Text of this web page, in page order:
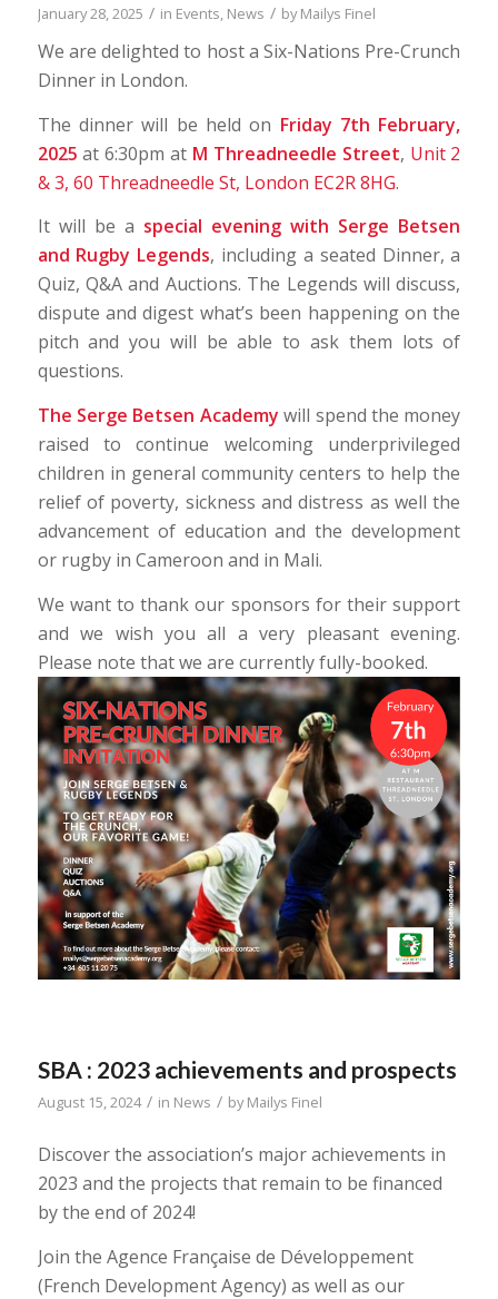
January 28, 2025 / in Events, News / byMailys Finel
We are delighted to host a Six-Nations Pre-Crunch
Dinner in London.
The dinner will be held on Friday 7th February,
2025at 6:30pm at M Threadneedle Street, Unit 2
& 3, 60 Threadneedle St, London EC2R 8HG.
It will be a special evening with Serge Betsen
and Rugby Legends, including a seated Dinner, a
Quiz, Q&A and Auctions. The Legends will discuss,
dispute and digest what’s been happening on the
pitch and you will be able to ask them lots of
questions.
The Serge Betsen Academy will spend the money
raised to continue welcoming underprivileged
children in general community centers to help the
relief of poverty, sickness and distress as well the
advancement of education and the development
or rugby in Cameroon and in Mali.
We want to thank our sponsors for their support
and we wish you all a very pleasant evening.
Please note that we are currently fully-booked.
SBA : 2023 achievements and prospects
August 15, 2024 / in News / byMailys Finel
Discover the association’s major achievements in
2023 and the projects that remain to be financed
by the end of 2024!
Join the Agence Française de Développement
(French Development Agency) as well as our